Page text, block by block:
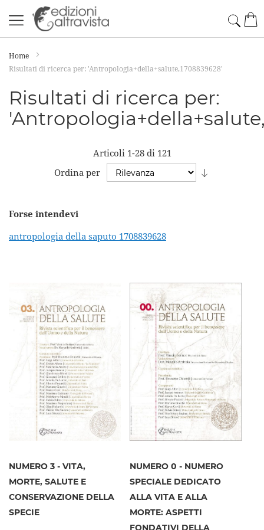
al
contenuto
Home
Risultati di ricerca per: 'Antropologia+della+salute,1708839628'
Risultati di ricerca per:
Articoli 1-28di 121
Ordina per
Forse intendevi
antropologia della saputo 1708839628
NUMERO 3 - VITA,
MORTE, SALUTE E
CONSERVAZIONE DELLA
SPECIE
NUMERO 0 - NUMERO
SPECIALE DEDICATO
ALLA VITA E ALLA
MORTE: ASPETTI
FONDATIVI DELLA